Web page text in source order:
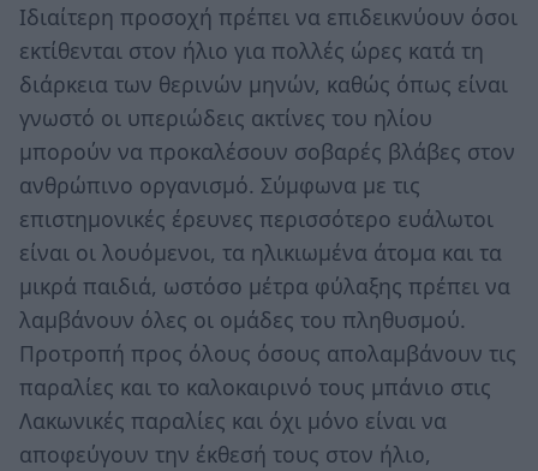
Ιδιαίτερη προσοχή πρέπει να επιδεικνύουν όσοι
εκτίθενται στον ήλιο για πολλές ώρες κατά τη
διάρκεια των θερινών μηνών, καθώς όπως είναι
γνωστό οι υπεριώδεις ακτίνες του ηλίου
μπορούν να προκαλέσουν σοβαρές βλάβες στον
ανθρώπινο οργανισμό. Σύμφωνα με τις
επιστημονικές έρευνες περισσότερο ευάλωτοι
είναι οι λουόμενοι, τα ηλικιωμένα άτομα και τα
μικρά παιδιά, ωστόσο μέτρα φύλαξης πρέπει να
λαμβάνουν όλες οι ομάδες του πληθυσμού.
Προτροπή προς όλους όσους απολαμβάνουν τις
παραλίες και το καλοκαιρινό τους μπάνιο στις
Λακωνικές παραλίες και όχι μόνο είναι να
αποφεύγουν την έκθεσή τους στον ήλιο,